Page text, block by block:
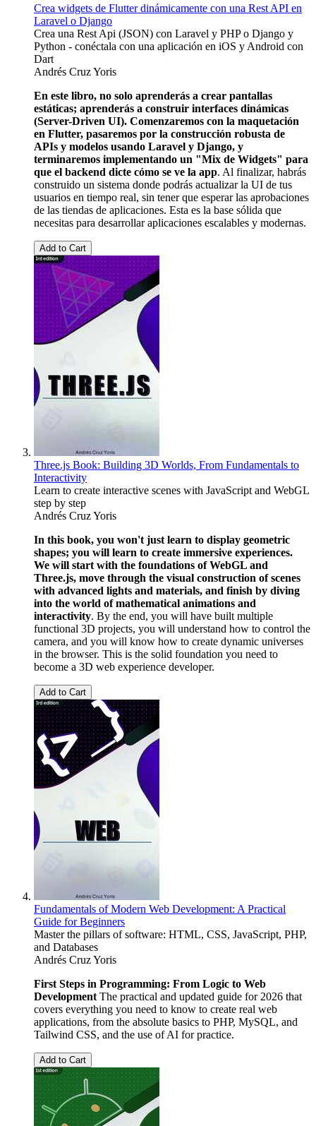
Crea widgets de Flutter dinámicamente con una Rest API en
Laravel o Django
Crea una Rest Api (JSON) con Laravel y PHP o Django y
Python - conéctala con una aplicación en iOS y Android con
Dart
Andrés Cruz Yoris
En este libro, no solo aprenderás a crear pantallas
estáticas; aprenderás a construir interfaces dinámicas
(Server-Driven UI). Comenzaremos con la maquetación
en Flutter, pasaremos por la construcción robusta de
APIs y modelos usando Laravel y Django, y
terminaremos implementando un "Mix de Widgets" para
que el backend dicte cómo se ve la app. Al finalizar, habrás
construido un sistema donde podrás actualizar la UI de tus
usuarios en tiempo real, sin tener que esperar las aprobaciones
de las tiendas de aplicaciones. Esta es la base sólida que
necesitas para desarrollar aplicaciones escalables y modernas.
Add to Cart
Three.js Book: Building 3D Worlds, From Fundamentals to
Interactivity
Learn to create interactive scenes with JavaScript and WebGL
step by step
Andrés Cruz Yoris
In this book, you won't just learn to display geometric
shapes; you will learn to create immersive experiences.
We will start with the foundations of WebGL and
Three.js, move through the visual construction of scenes
with advanced lights and materials, and finish by diving
into the world of mathematical animations and
interactivity. By the end, you will have built multiple
functional 3D projects, you will understand how to control the
camera, and you will know how to create dynamic universes
in the browser. This is the solid foundation you need to
become a 3D web experience developer.
Add to Cart
Fundamentals of Modern Web Development: A Practical
Guide for Beginners
Master the pillars of software: HTML, CSS, JavaScript, PHP,
and Databases
Andrés Cruz Yoris
First Steps in Programming: From Logic to Web
Development The practical and updated guide for 2026 that
covers everything you need to know to create real web
applications, from the absolute basics to PHP, MySQL, and
Tailwind CSS, and the use of AI for practice.
Add to Cart